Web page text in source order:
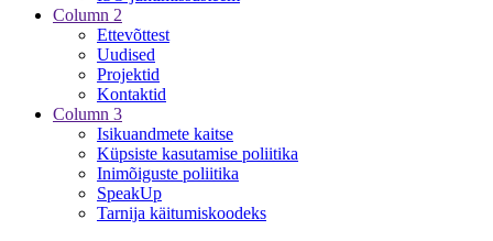
Column 2
Ettevõttest
Uudised
Projektid
Kontaktid
Column 3
Isikuandmete kaitse
Küpsiste kasutamise poliitika
Inimõiguste poliitika
SpeakUp
Tarnija käitumiskoodeks